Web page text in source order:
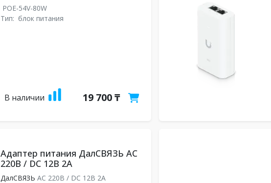
POE-54V-80W
Тип: блок питания
В наличии 19 700 ₸
Адаптер питания ДалСВЯЗЬ AC
220В / DC 12В 2А
ДалСВЯЗЬ AC 220В / DC 12В 2А